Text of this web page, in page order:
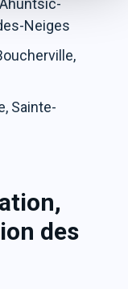
Neiges
Sainte-
des